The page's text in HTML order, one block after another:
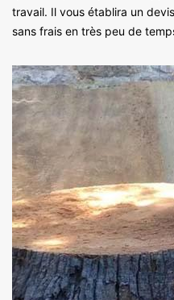
travail. Il vous établira un
sans frais en très peu de